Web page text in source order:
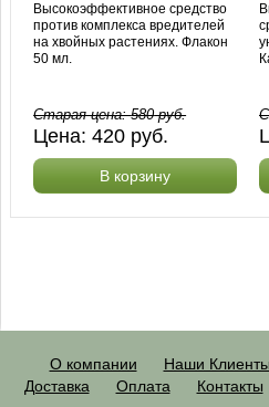
Высокоэффективное средство
против комплекса вредителей
на хвойных растениях. Флакон
50 мл.
Старая цена:580руб.
Цена:420 руб.
В корзину
О компании Наши Клиенты
Доставка
Оплата Контакты